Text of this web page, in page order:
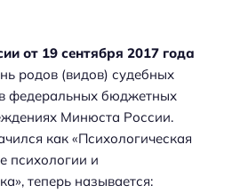
от 19 сентября 2017 года
родов (видов) судебных
федеральных бюджетных
Минюста России.
как «Психологическая
психологии и
теперь называется: